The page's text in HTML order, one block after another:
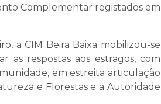
Complementar registados em
a CIM Beira Baixa mobilizou-se
as respostas aos estragos, com
em estreita articulação
e Florestas e a Autoridade